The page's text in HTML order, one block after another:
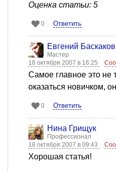
Оценка статьи: 5
0 Ответить
Евгений Баскаков
Мастер
18 октября 2007 в 16:25
Самое главное это не
оказаться новичком,
0 Ответить
Нина Грищук
Профессионал
18 октября 2007 в 09:43
Хорошая статья!